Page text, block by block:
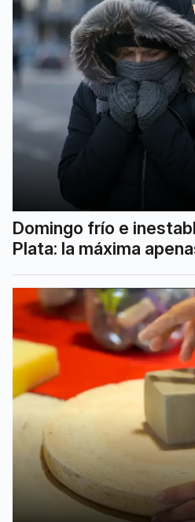
Domingo frío e
Plata: la máxima